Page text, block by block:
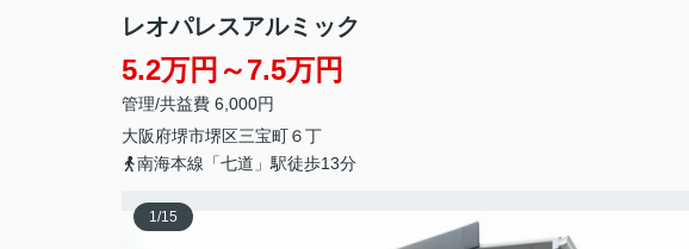
レオパレスアルミック
5.2万円～7.5万円
管理/共益費 6,000円
大阪府堺市堺区三宝町６丁
南海本線「七道」駅徒歩13分
1/15